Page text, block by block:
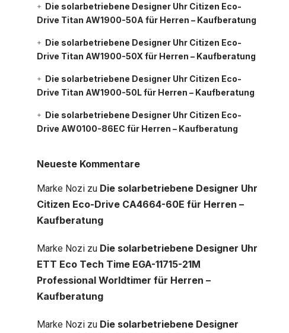
Die solarbetriebene Designer Uhr Citizen Eco-
Drive Titan AW1900-50A für Herren – Kaufberatung
Die solarbetriebene Designer Uhr Citizen Eco-
Drive Titan AW1900-50X für Herren – Kaufberatung
Die solarbetriebene Designer Uhr Citizen Eco-
Drive Titan AW1900-50L für Herren – Kaufberatung
Die solarbetriebene Designer Uhr Citizen Eco-
Drive AW0100-86EC für Herren – Kaufberatung
Neueste Kommentare
Marke Nozizu Die solarbetriebene Designer Uhr
Citizen Eco-Drive CA4664-60E für Herren –
Kaufberatung
Marke Nozizu Die solarbetriebene Designer Uhr
ETT Eco Tech Time EGA-11715-21M
Professional Worldtimer für Herren –
Kaufberatung
Marke Nozizu Die solarbetriebene Designer